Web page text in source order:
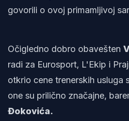
govorili o ovoj primamljivoj
Očigledno dobro obavešten
radi za Eurosport, L'Ekip i
otkrio cene trenerskih usluga
one su prilično značajne,
Đokovića.